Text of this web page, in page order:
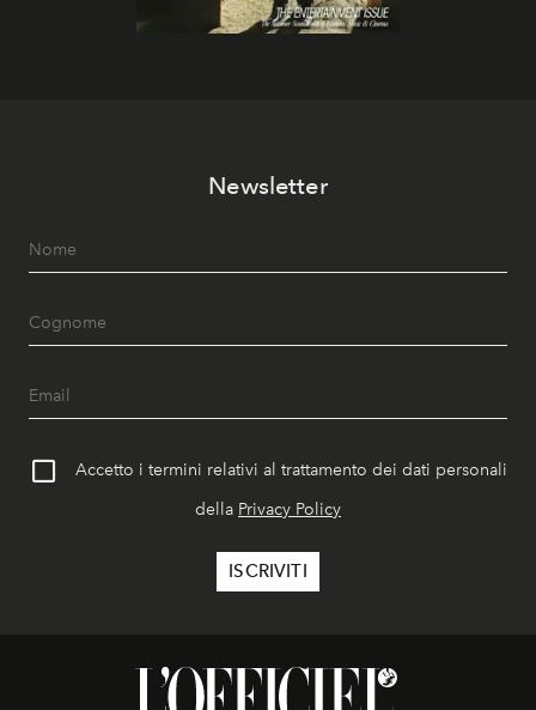
Newsletter
Accetto i termini relativi al trattamento dei dati personali
della Privacy Policy